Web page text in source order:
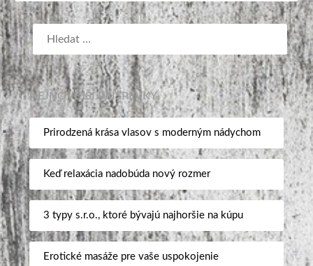
NEJNOVĚJŠÍ PŘÍSPĚVKY
Prirodzená krása vlasov s moderným nádychom
Keď relaxácia nadobúda nový rozmer
3 typy s.r.o., ktoré bývajú najhoršie na kúpu
Erotické masáže pre vaše uspokojenie